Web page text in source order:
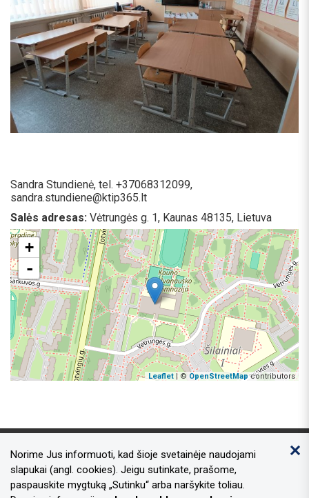
Sandra Stundienė, tel. +37068312099,
sandra.stundiene@ktip365.lt
Salės adresas: Vėtrungės g. 1, Kaunas 48135, Lietuva
+
-
Leaflet | © OpenStreetMapcontributors
Kontaktai
Norime Jus informuoti, kad šioje svetainėje naudojami
slapukai (angl. cookies). Jeigu sutinkate, prašome,
paspauskite mygtuką „Sutinku“ arba naršykite toliau.